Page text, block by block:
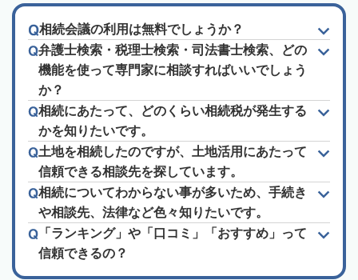
相続会議の利用は無料でしょうか？
弁護士検索・税理士検索・司法書士検索、どの
機能を使って専門家に相談すればいいでしょう
か？
相続にあたって、どのくらい相続税が発生する
かを知りたいです。
土地を相続したのですが、土地活用にあたって
信頼できる相談先を探しています。
相続についてわからない事が多いため、手続き
や相談先、法律など色々知りたいです。
「ランキング」や「口コミ」「おすすめ」って
信頼できるの？